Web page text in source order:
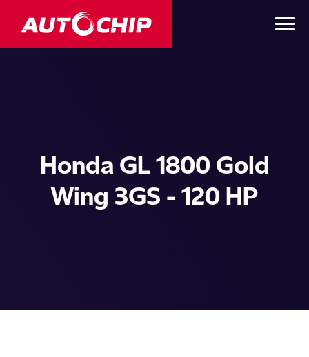
Honda GL 1800 Gold
Wing 3GS - 120 HP